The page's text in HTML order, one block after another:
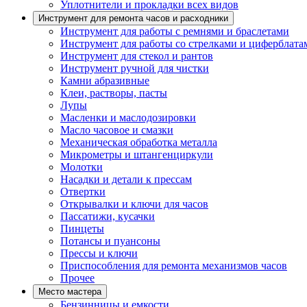
Уплотнители и прокладки всех видов
Инструмент для ремонта часов и расходники
Инструмент для работы с ремнями и браслетами
Инструмент для работы со стрелками и
Инструмент для стекол и рантов
Инструмент ручной для чистки
Камни абразивные
Клеи, растворы, пасты
Лупы
Масленки и маслодозировки
Масло часовое и смазки
Механическая обработка металла
Микрометры и штангенциркули
Молотки
Насадки и детали к прессам
Отвертки
Открывалки и ключи для часов
Пассатижи, кусачки
Пинцеты
Потансы и пуансоны
Прессы и ключи
Приспособления для ремонта механизмов часов
Прочее
Место мастера
Бензинницы и емкости